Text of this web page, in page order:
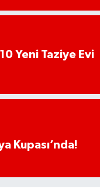
Yeni Taziye Evi
Kupası’nda!